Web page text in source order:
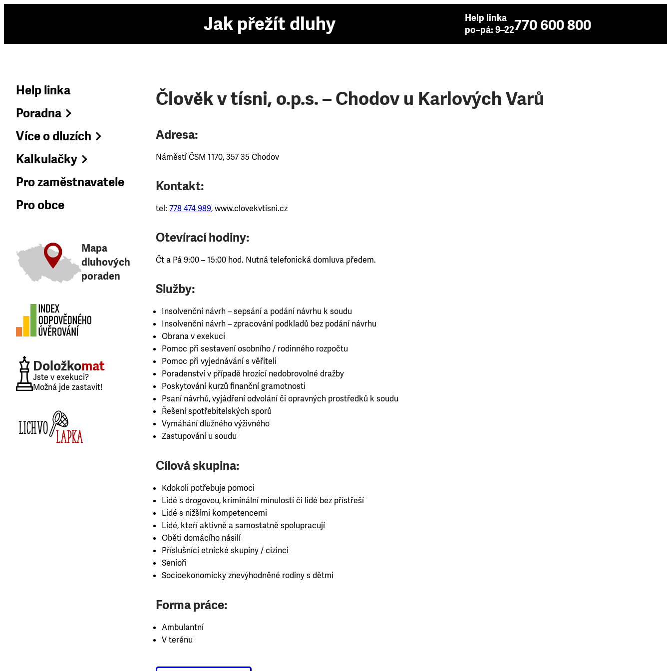
Jak přežít dluhy
Help linka
po–pá: 9–22770 600 800
Help linka
Poradna
Více o dluzích
Kalkulačky
Pro zaměstnavatele
Pro obce
Mapa
dluhových
poraden
Doložkomat
Jste v exekuci?
Možná jde zastavit!
Člověk v tísni, o.p.s. – Chodov u Karlových Varů
Adresa:
Náměstí ČSM 1170, 357 35 Chodov
Kontakt:
tel: 778 474 989, www.clovekvtisni.cz
Otevírací hodiny:
Čt a Pá 9:00 – 15:00 hod. Nutná telefonická domluva předem.
Služby:
Insolvenční návrh – sepsání a podání návrhu k soudu
Insolvenční návrh – zpracování podkladů bez podání návrhu
Obrana v exekuci
Pomoc při sestavení osobního / rodinného rozpočtu
Pomoc při vyjednávání s věřiteli
Poradenství v případě hrozící nedobrovolné dražby
Poskytování kurzů finanční gramotnosti
Psaní návrhů, vyjádření odvolání či opravných prostředků k soudu
Řešení spotřebitelských sporů
Vymáhání dlužného výživného
Zastupování u soudu
Cílová skupina:
Kdokoli potřebuje pomoci
Lidé s drogovou, kriminální minulostí či lidé bez přístřeší
Lidé s nižšími kompetencemi
Lidé, kteří aktivně a samostatně spolupracují
Oběti domácího násilí
Příslušníci etnické skupiny / cizinci
Senioři
Socioekonomicky znevýhodněné rodiny s dětmi
Forma práce:
Ambulantní
V terénu